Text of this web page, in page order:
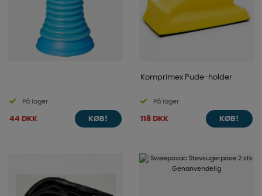
På lager
44 DKK KØB!
Komprimex Pude-holder
På lager
118 DKK KØB!